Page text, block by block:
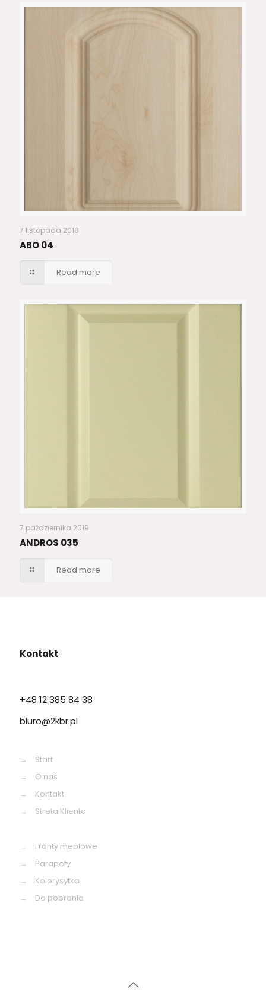
7 listopada 2018
ABO 04
Read more
7 października 2019
ANDROS 035
Read more
Kontakt
+48 12 385 84 38
biuro@2kbr.pl
→
Start
→
O nas
→
Kontakt
→
Strefa Klienta
→
Fronty meblowe
→
Parapety
→
Kolorysytka
→
Do pobrania